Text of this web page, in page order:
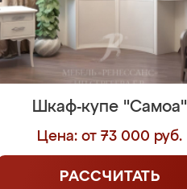
Шкаф-купе "Самоа"
Цена: от 73 000 руб.
РАССЧИТАТЬ